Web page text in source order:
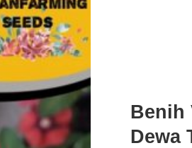
Benih
Dewa